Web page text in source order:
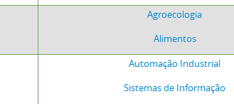
Agroecologia
Alimentos
Automação Industrial
Sistemas de Informação